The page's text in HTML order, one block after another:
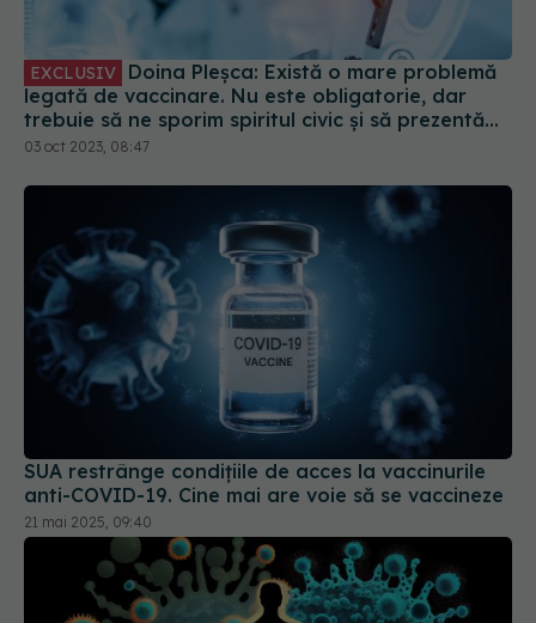
EXCLUSIV
legată de vaccinare. Nu este obligatorie, dar
trebuie să ne sporim spiritul civic și să prezentăm
corect minusurile și plusurile fiecărui vaccin
03 oct 2023, 08:47
SUA restrânge condiţiile de acces la vaccinurile
anti-COVID-19. Cine mai are voie să se vaccineze
21 mai 2025, 09:40